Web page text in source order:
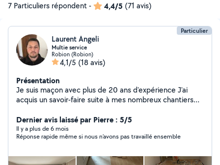
7 Particuliers répondent- 4,4/5 (71 avis)
Particulier
Laurent Angeli
Multie service
Robion (Robion)
4,1/5 (18 avis)
Présentation
Je suis maçon avec plus de 20 ans d'expérience J'ai
acquis un savoir-faire suite à mes nombreux chantiers
vous ferai profiter de mon expertise et de mes
connaissances pour mener à bien vos projets .
Dernier avis laissé par Pierre : 5/5
Il y a plus de 6 mois
Réponse rapide même si nous n’avons pas travaillé ensemble